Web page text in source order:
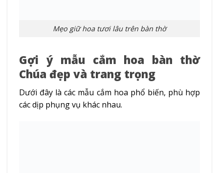
Mẹo giữ hoa tươi lâu trên bàn thờ
Gợi ý mẫu cắm hoa bàn thờ
Chúa đẹp và trang trọng
Dưới đây là các mẫu cắm hoa phổ biến, phù hợp
các dịp phụng vụ khác nhau.